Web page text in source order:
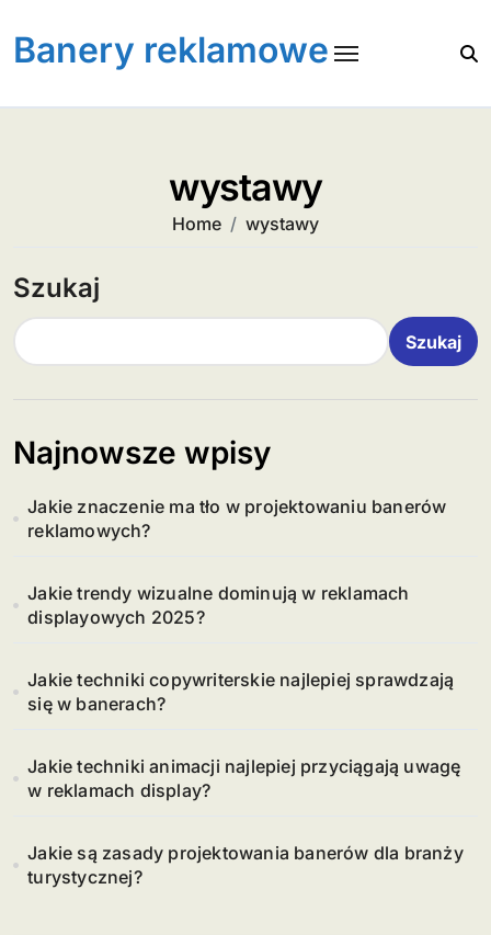
content
Banery reklamowe
wystawy
Home wystawy
Szukaj
Szukaj
Najnowsze wpisy
Jakie znaczenie ma tło w projektowaniu banerów
reklamowych?
Jakie trendy wizualne dominują w reklamach
displayowych 2025?
Jakie techniki copywriterskie najlepiej sprawdzają
się w banerach?
Jakie techniki animacji najlepiej przyciągają uwagę
w reklamach display?
Jakie są zasady projektowania banerów dla branży
turystycznej?